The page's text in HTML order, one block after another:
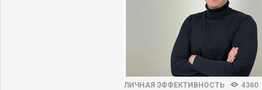
ЛИЧНАЯ ЭФФЕКТИВНОСТЬ 4360